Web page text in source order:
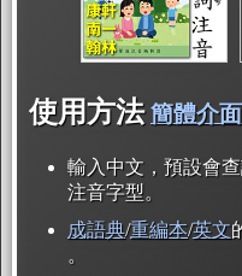
使用方法 簡體介面
輸入中文，預設會
注音字型。
成語典/重編本/英文
。